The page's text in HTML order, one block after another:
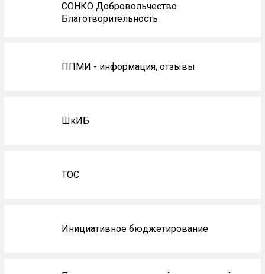
СОНКО Добровольчество
Благотворительность
ППМИ - информация, отзывы
ШкИБ
ТОС
Инициативное бюджетирование